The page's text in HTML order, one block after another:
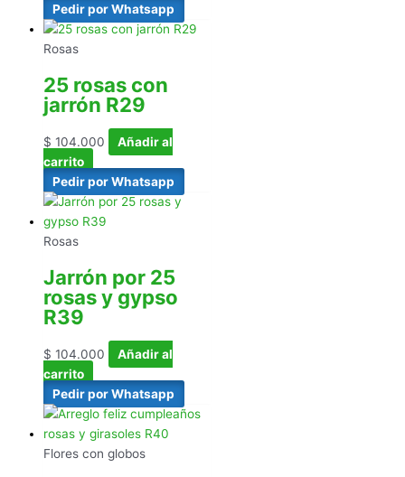
Pedir por Whatsapp
Rosas
25 rosas con
jarrón R29
$ 104.000
Añadir al
carrito
Pedir por Whatsapp
Rosas
Jarrón por 25
rosas y gypso
R39
$ 104.000
Añadir al
carrito
Pedir por Whatsapp
Flores con globos